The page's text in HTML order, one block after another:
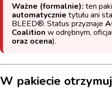
Ważne (formalnie): ten
automatycznie tytułu ani
BLEED®. Status przyznaje
Coalition w odrębnym,
oraz ocena).
W pakiecie